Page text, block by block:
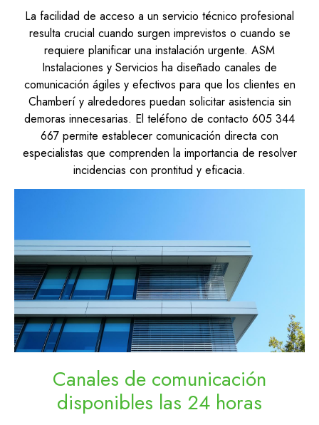
La facilidad de acceso a un servicio técnico profesional
resulta crucial cuando surgen imprevistos o cuando se
requiere planificar una instalación urgente. ASM
Instalaciones y Servicios ha diseñado canales de
comunicación ágiles y efectivos para que los clientes en
Chamberí y alrededores puedan solicitar asistencia sin
demoras innecesarias. El teléfono de contacto 605 344
667 permite establecer comunicación directa con
especialistas que comprenden la importancia de resolver
incidencias con prontitud y eficacia.
Canales de comunicación
disponibles las 24 horas